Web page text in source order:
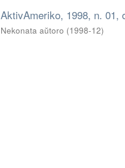
AktivAmeriko, 1998, n. 01,
Nekonata aŭtoro (1998-12)